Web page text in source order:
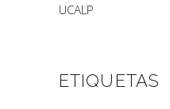
UCALP
ETIQUETAS